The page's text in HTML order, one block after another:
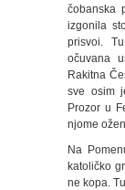
čobanska
izgonila
prisvoi.
očuvana
Rakitna
sve osim
Prozor u
njome
Na
katoličko
ne kopa.